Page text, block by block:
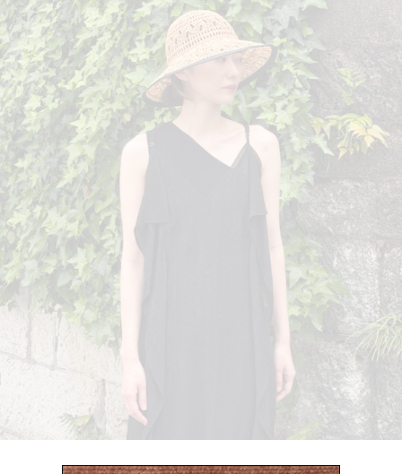
発売中 : Sister × 前原光榮商店
新規会員登録で5%OFFクーポン配布
Summer Sale up to 60%OFF 開催中